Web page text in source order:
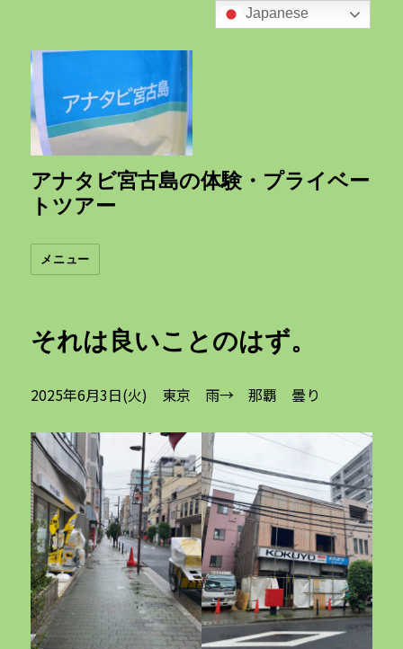
アナタビ宮古島の体験・プライベー
トツアー
メニュー
それは良いことのはず。
2025年6月3日(火) 東京 雨→ 那覇 曇り
Japanese